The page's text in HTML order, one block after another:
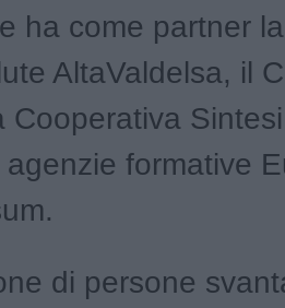
ha come partner
AltaValdelsa, il
Cooperativa
formative
di persone